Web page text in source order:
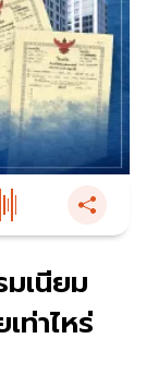
เนียม
ท่าไหร่